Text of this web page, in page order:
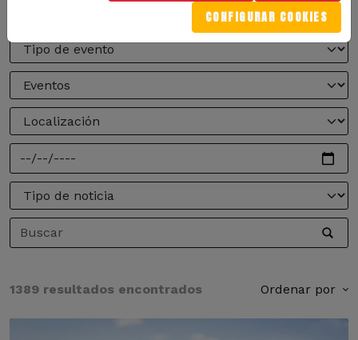
1389 resultados encontrados Ordenar por
CONFIGURAR COOKIES